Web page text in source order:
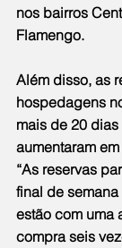
nos bairros
Flamengo.
Além disso, as
hospedagens
mais de 20
aumentaram
“As reservas
final de
estão com uma
compra seis